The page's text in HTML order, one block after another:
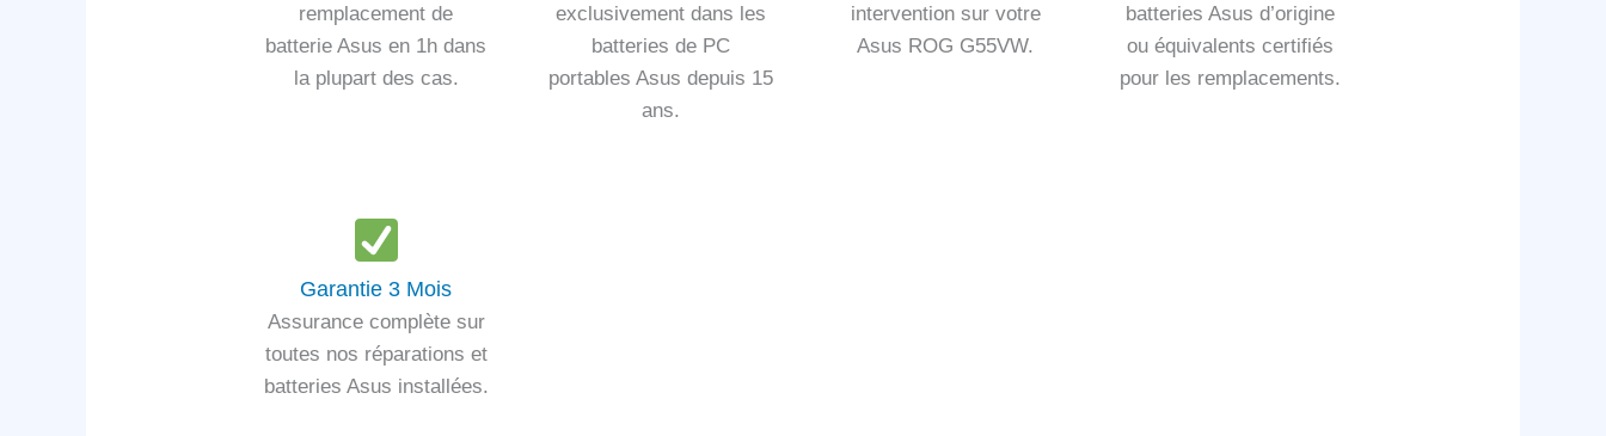
remplacement de
batterie Asus en 1h dans
la plupart des cas.
exclusivement dans les
batteries de PC
portables Asus depuis 15
ans.
intervention sur votre
Asus ROG G55VW.
batteries Asus d’origine
ou équivalents certifiés
pour les remplacements.
Garantie 3 Mois
Assurance complète sur
toutes nos réparations et
batteries Asus installées.